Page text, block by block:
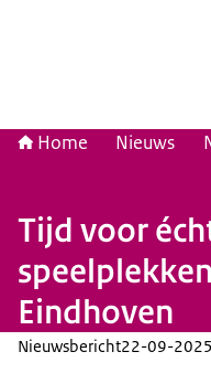
Home Nieuws
Tijd voor
Eindhoven
Nieuwsbericht22-09-